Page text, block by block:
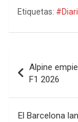
Etiquetas:
de
entradas
Alpine
F1 2026
El Barcelona